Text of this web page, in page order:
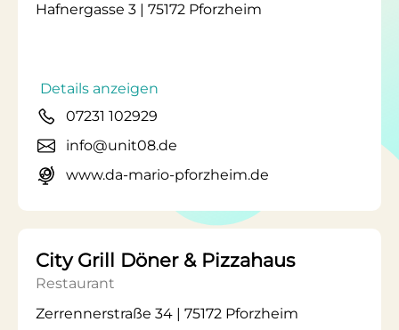
Hafnergasse 3 | 75172 Pforzheim
Details anzeigen
07231 102929
info@unit08.de
www.da-mario-pforzheim.de
City Grill Döner & Pizzahaus
Restaurant
Zerrennerstraße 34 | 75172 Pforzheim